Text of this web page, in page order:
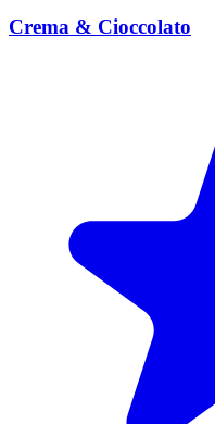
Crema & Cioccolato